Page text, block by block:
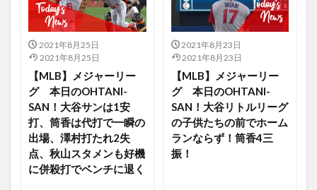
Amazonプライムビデオ
Amazonプライム会員
america
Andor
android
Angels
Angels vs Athletics
Angels vs Indians
Amazon Music
Angels vs Rangers
AirPodsPro
Activity Adam Eaton
Adobe
Adobeのソフトウェア
Ahsoka
Air Pods
Air Tag
Air4 AirPlay
AKIRA
ALTERNATIVE
akiyama
2021年8月25日
2021年8月25日
【MLB】メジャーリー
グ 本日のOHTANI-
SAN！大谷サンは1安
打、筒香は代打で一瞬の
出場、澤村打たれ2失
点、秋山スタメンも好機
に併殺打でベンチに退く
2021年8月23日
2021年8月23日
【MLB】メジャーリー
グ 本日のOHTANI-
SAN！大谷リトルリーグ
の子供たちの前でホーム
ランならず！筒香4三
振！